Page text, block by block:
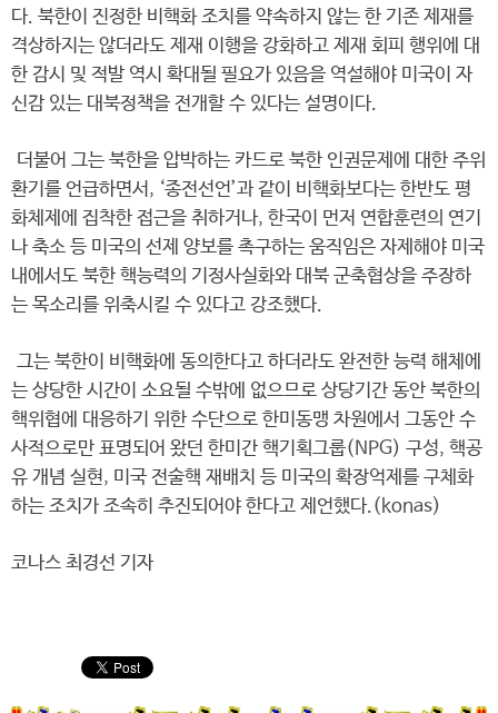
다. 북한이 진정한 비핵화 조치를 약속하지 않는 한 기존 제재를
격상하지는 않더라도 제재 이행을 강화하고 제재 회피 행위에 대
한 감시 및 적발 역시 확대될 필요가 있음을 역설해야 미국이 자
신감 있는 대북정책을 전개할 수 있다는 설명이다.
더불어 그는 북한을 압박하는 카드로 북한 인권문제에 대한 주위
환기를 언급하면서, ‘종전선언’과 같이 비핵화보다는 한반도 평
화체제에 집착한 접근을 취하거나, 한국이 먼저 연합훈련의 연기
나 축소 등 미국의 선제 양보를 촉구하는 움직임은 자제해야 미국
내에서도 북한 핵능력의 기정사실화와 대북 군축협상을 주장하
는 목소리를 위축시킬 수 있다고 강조했다.
그는 북한이 비핵화에 동의한다고 하더라도 완전한 능력 해체에
는 상당한 시간이 소요될 수밖에 없으므로 상당기간 동안 북한의
핵위협에 대응하기 위한 수단으로 한미동맹 차원에서 그동안 수
사적으로만 표명되어 왔던 한미간 핵기획그룹(NPG) 구성, 핵공
유 개념 실현, 미국 전술핵 재배치 등 미국의 확장억제를 구체화
하는 조치가 조속히 추진되어야 한다고 제언했다.(konas)
코나스 최경선 기자